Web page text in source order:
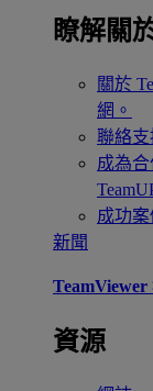
瞭解關
關於
網。
聯絡
成為
成功案
新聞
資源